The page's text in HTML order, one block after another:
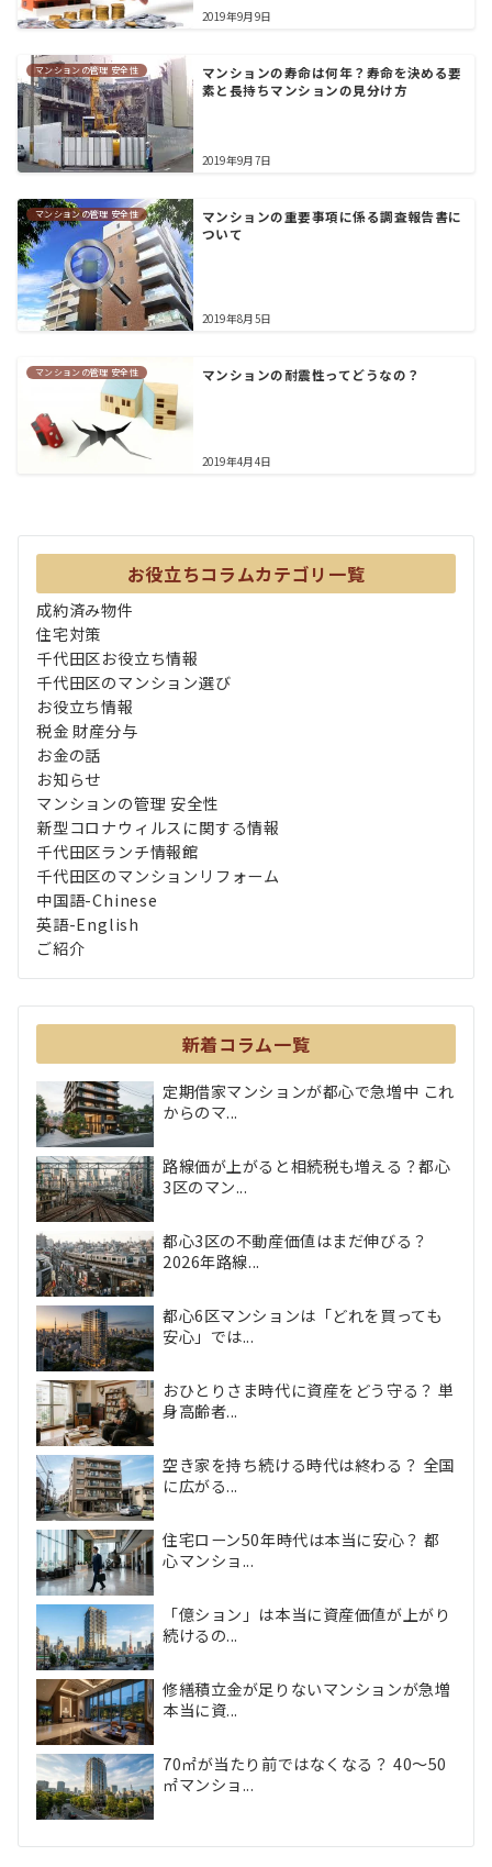
2019年9月9日
マンションの管理 安全性
マンションの寿命は何年？寿命を決める要
素と長持ちマンションの見分け方
2019年9月7日
マンションの管理 安全性
マンションの重要事項に係る調査報告書に
ついて
2019年8月5日
マンションの管理 安全性 マンションの耐震性ってどうなの？
2019年4月4日
お役立ちコラムカテゴリ一覧
成約済み物件
住宅対策
千代田区お役立ち情報
千代田区のマンション選び
お役立ち情報
税金 財産分与
お金の話
お知らせ
マンションの管理 安全性
新型コロナウィルスに関する情報
千代田区ランチ情報館
千代田区のマンションリフォーム
中国語-Chinese
英語-English
ご紹介
新着コラム一覧
定期借家マンションが都心で急増中 これ
からのマ...
路線価が上がると相続税も増える？都心
3区のマン...
都心3区の不動産価値はまだ伸びる？
2026年路線...
都心6区マンションは「どれを買っても
安心」では...
おひとりさま時代に資産をどう守る？ 単
身高齢者...
空き家を持ち続ける時代は終わる？ 全国
に広がる...
住宅ローン50年時代は本当に安心？ 都
心マンショ...
「億ション」は本当に資産価値が上がり
続けるの...
修繕積立金が足りないマンションが急増
本当に資...
70㎡が当たり前ではなくなる？ 40〜50
㎡マンショ...